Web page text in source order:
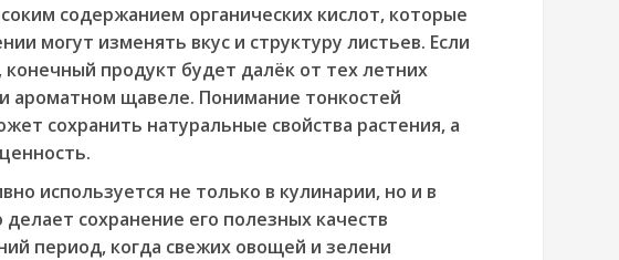
содержанием органических кислот, которые
могут изменять вкус и структуру листьев. Если
продукт будет далёк от тех летних
ароматном щавеле. Понимание тонкостей
сохранить натуральные свойства растения, а
используется не только в кулинарии, но и в
сохранение его полезных качеств
период, когда свежих овощей и зелени